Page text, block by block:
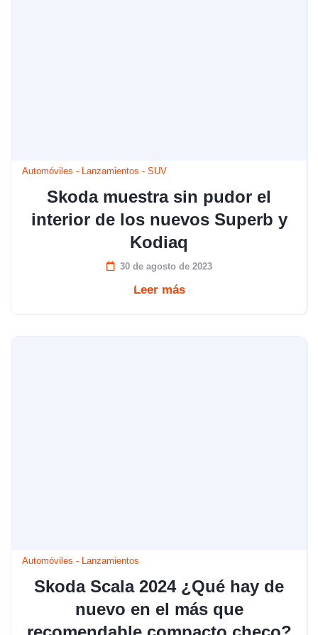
Automóviles - Lanzamientos - SUV
Skoda muestra sin pudor el
interior de los nuevos Superb y
Kodiaq
30 de agosto de 2023
Leer más
Automóviles - Lanzamientos
Skoda Scala 2024 ¿Qué hay de
nuevo en el más que